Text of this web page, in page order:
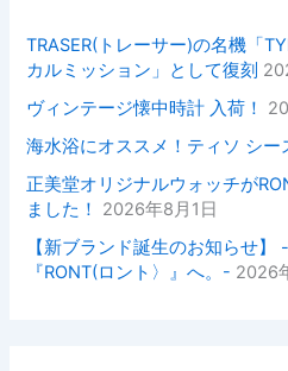
TRASER(トレーサー)の名機「
カルミッション」として復刻
ヴィンテージ懐中時計 入荷！
海水浴にオススメ！ティソ シー
正美堂オリジナルウォッチが
ました！
2026年8月1日
【新ブランド誕生のお知らせ
『RONT(ロント〉』へ。- 2026